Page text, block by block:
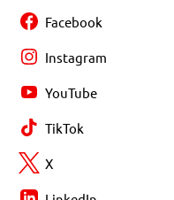
Facebook
Instagram
YouTube
TikTok
X